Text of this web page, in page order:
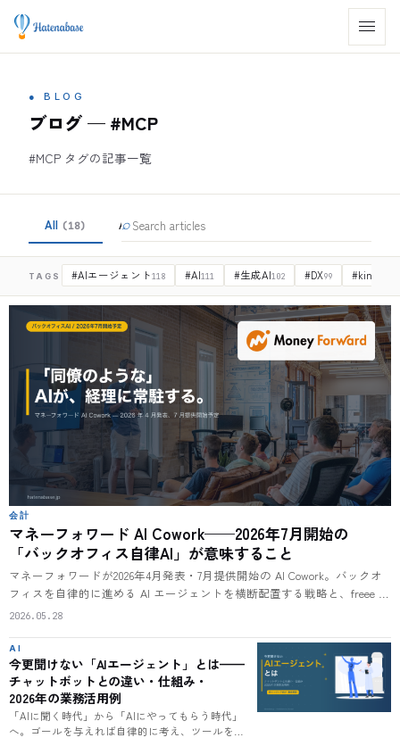
●BLOG
ブログ — #MCP
#MCP タグの記事一覧
All (18) AI (263) DX
⌕
TAGS #AIエージェント118 #AI111 #生成AI102 #DX99 #kintone
会計
マネーフォワード AI Cowork——2026年7月開始の
「バックオフィス自律AI」が意味すること
マネーフォワードが2026年4月発表・7月提供開始の AI Cowork。バックオ
フィスを自律的に進める AI エージェントを横断配置する戦略と、freee 公
式 MCP サーバー（OSS / 5 領域 API 対応）のオープン路線の対比から、
2026.05.28
AI
今更聞けない「AIエージェント」とは——
チャットボットとの違い・仕組み・
2026年の業務活用例
「AIに聞く時代」から「AIにやってもらう時代」
へ。ゴールを与えれば自律的に考え、ツールを呼